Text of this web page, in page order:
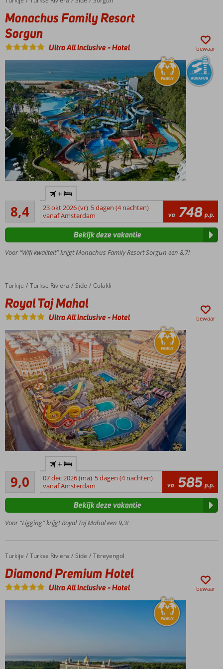
Monachus Family Resort
Sorgun
Ultra All Inclusive-Hotel bewaar
het
strand
Zwembad
glijbanen
restaurants,
kinderen
Animatie
voor
jong en
oud
8,4
Zeer goed
59
beoordelingen
+
23 okt 2026 (vr) 5 dagen (4 nachten)
vanaf Amsterdam
va 748 p.p.
Voor “Wifi kwaliteit” krijgt Monachus Family Resort Sorgun een 8,7!
Bekijk deze vakantie
Home
Turkije Turkse Riviera Side Colakli
Royal Taj Mahal
Royal Taj Mahal
Ultra All Inclusive-Hotel bewaar
aan het
strand
Zwembad
glijbanen
restaurants
Uitstekende
9,0
Uitstekend
42
beoordelingen
+
07 dec 2026 (ma) 5 dagen (4 nachten)
vanaf Amsterdam
va 585 p.p.
Voor “Ligging” krijgt Royal Taj Mahal een 9,3!
Bekijk deze vakantie
Home
Turkije Turkse Riviera Side Titreyengol
Diamond Premium Hotel
Diamond Premium Hotel
Ultra All Inclusive-Hotel bewaar